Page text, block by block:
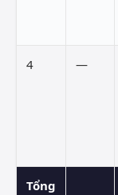
4 —
Tổng